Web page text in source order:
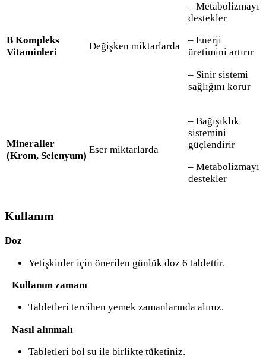
B Kompleks
Vitaminleri
Değişken miktarlarda
– Metabolizmayı
destekler
– Enerji
üretimini artırır
– Sinir sistemi
sağlığını korur
Mineraller
(Krom, Selenyum)
Eser miktarlarda
– Bağışıklık
sistemini
güçlendirir
– Metabolizmayı
destekler
Kullanım
Doz
Yetişkinler için önerilen günlük doz 6 tablettir.
Kullanım zamanı
Tabletleri tercihen yemek zamanlarında alınız.
Nasıl alınmalı
Tabletleri bol su ile birlikte tüketiniz.